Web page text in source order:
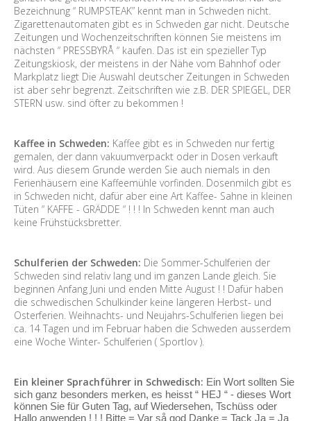
Bezeichnung “ RUMPSTEAK” kennt man in Schweden nicht.
Zigarettenautomaten gibt es in Schweden gar nicht. Deutsche
Zeitungen und Wochenzeitschriften können Sie meistens im
nächsten “ PRESSBYRÅ “ kaufen. Das ist ein spezieller Typ
Zeitungskiosk, der meistens in der Nähe vom Bahnhof oder
Markplatz liegt Die Auswahl deutscher Zeitungen in Schweden
ist aber sehr begrenzt. Zeitschriften wie z.B. DER SPIEGEL, DER
STERN usw. sind öfter zu bekommen !
Kaffee in Schweden: Kaffee gibt es in Schweden nur fertig
gemalen, der dann vakuumverpackt oder in Dosen verkauft
wird. Aus diesem Grunde werden Sie auch niemals in den
Ferienhäusern eine Kaffeemühle vorfinden. Dosenmilch gibt es
in Schweden nicht, dafür aber eine Art Kaffee- Sahne in kleinen
Tüten “ KAFFE - GRÄDDE “ ! ! ! In Schweden kennt man auch
keine Frühstücksbretter.
Schulferien der Schweden: Die Sommer-Schulferien der
Schweden sind relativ lang und im ganzen Lande gleich. Sie
beginnen Anfang Juni und enden Mitte August ! ! Dafür haben
die schwedischen Schulkinder keine längeren Herbst- und
Osterferien. Weihnachts- und Neujahrs-Schulferien liegen bei
ca. 14 Tagen und im Februar haben die Schweden ausserdem
eine Woche Winter- Schulferien ( Sportlov ).
Ein kleiner Sprachführer in Schwedisch: Ein Wort sollten Sie
sich ganz besonders merken, es heisst “ HEJ “ - dieses Wort
können Sie für Guten Tag, auf Wiedersehen, Tschüss oder
Hallo anwenden ! ! ! Bitte = Var så god Danke = Tack Ja = Ja